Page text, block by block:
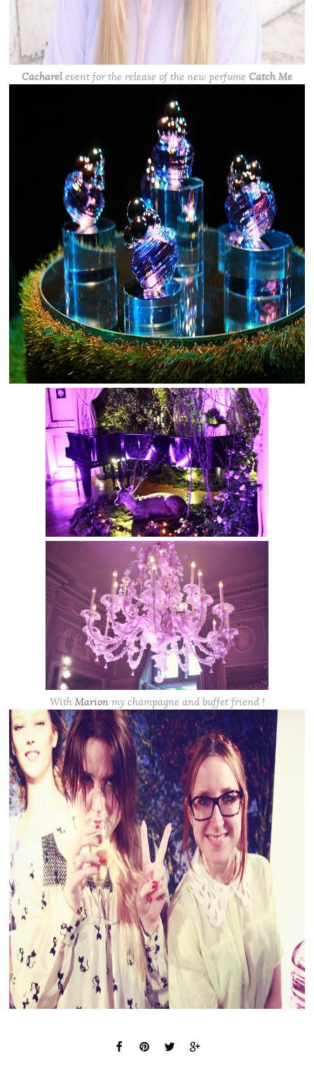
Cacharelevent for the release of the new perfume Catch Me
With Marionmy champagne and buffet friend !